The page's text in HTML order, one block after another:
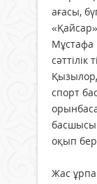
ағасы,
сәттілік
спорт
оқып
Жас